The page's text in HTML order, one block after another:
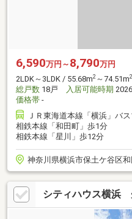
6,590万円～ 8,790万円
2LDK～3LDK / 55.68m2 ～74.51m2
総戸数 18戸 入居可能時期
価格帯 -
ＪＲ東海道本線「横浜」バ
相鉄本線「和田町」歩1分
相鉄本線「星川」歩12分
神奈川県横浜市保土ケ谷区和
シティハウス横浜